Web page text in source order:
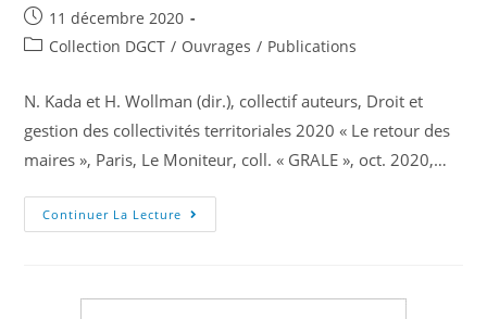
11 décembre 2020
Collection DGCT / Ouvrages / Publications
N. Kada et H. Wollman (dir.), collectif auteurs, Droit et
gestion des collectivités territoriales 2020 « Le retour des
maires », Paris, Le Moniteur, coll. « GRALE », oct. 2020,…
Continuer La Lecture